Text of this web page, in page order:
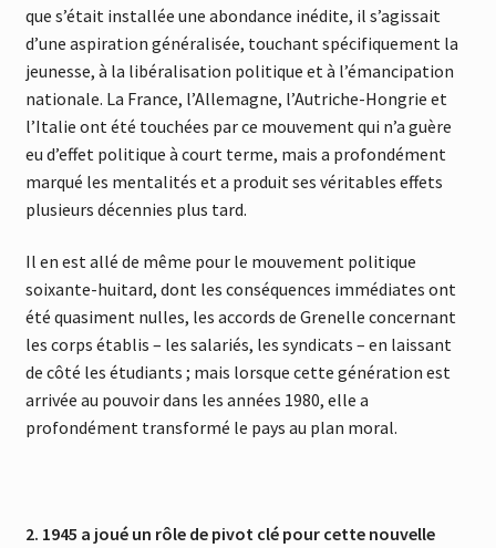
que s’était installée une abondance inédite, il s’agissait
d’une aspiration généralisée, touchant spécifiquement la
jeunesse, à la libéralisation politique et à l’émancipation
nationale. La France, l’Allemagne, l’Autriche-Hongrie et
l’Italie ont été touchées par ce mouvement qui n’a guère
eu d’effet politique à court terme, mais a profondément
marqué les mentalités et a produit ses véritables effets
plusieurs décennies plus tard.
Il en est allé de même pour le mouvement politique
soixante-huitard, dont les conséquences immédiates ont
été quasiment nulles, les accords de Grenelle concernant
les corps établis – les salariés, les syndicats – en laissant
de côté les étudiants ; mais lorsque cette génération est
arrivée au pouvoir dans les années 1980, elle a
profondément transformé le pays au plan moral.
2. 1945 a joué un rôle de pivot clé pour cette nouvelle